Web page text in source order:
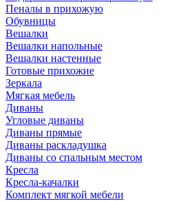
Пеналы в прихожую
Обувницы
Вешалки
Вешалки напольные
Вешалки настенные
Готовые прихожие
Зеркала
Мягкая мебель
Диваны
Угловые диваны
Диваны прямые
Диваны раскладушка
Диваны со спальным местом
Кресла
Кресла-качалки
Комплект мягкой мебели